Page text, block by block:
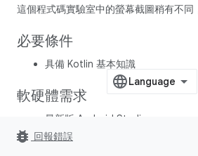
這個程式碼實驗室中的螢幕截圖稍有不同
必要條件
具備 Kotlin 基本知識
軟硬體需求
最新版 Android Studio
bug_report 回報錯誤